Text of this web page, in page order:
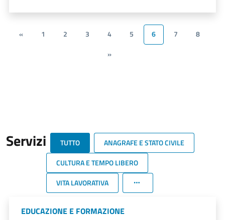
« 1 2 3 4 5 6 7
8
»
Servizi TUTTO
ANAGRAFE E STATO CIVILE
CULTURA E TEMPO LIBERO
VITA LAVORATIVA
EDUCAZIONE E FORMAZIONE